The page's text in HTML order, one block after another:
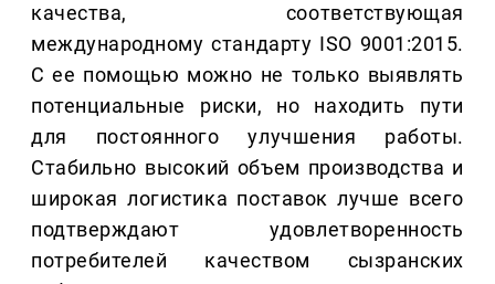
качества, соответствующая
международному стандарту ISO 9001:2015.
С ее помощью можно не только выявлять
потенциальные риски, но находить пути
для постоянного улучшения работы.
Стабильно высокий объем производства и
широкая логистика поставок лучше всего
подтверждают удовлетворенность
потребителей качеством сызранских